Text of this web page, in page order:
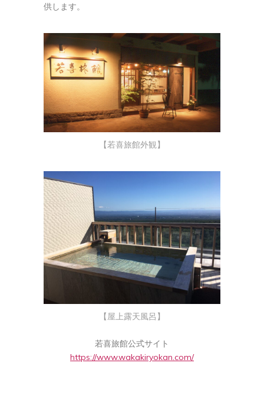
供します。
【若喜旅館外観】
【屋上露天風呂】
若喜旅館公式サイト
https://www.wakakiryokan.com/